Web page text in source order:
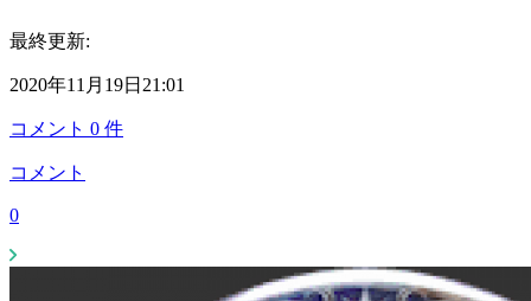
最終更新:
2020年11月19日21:01
コメント 0 件
コメント
0